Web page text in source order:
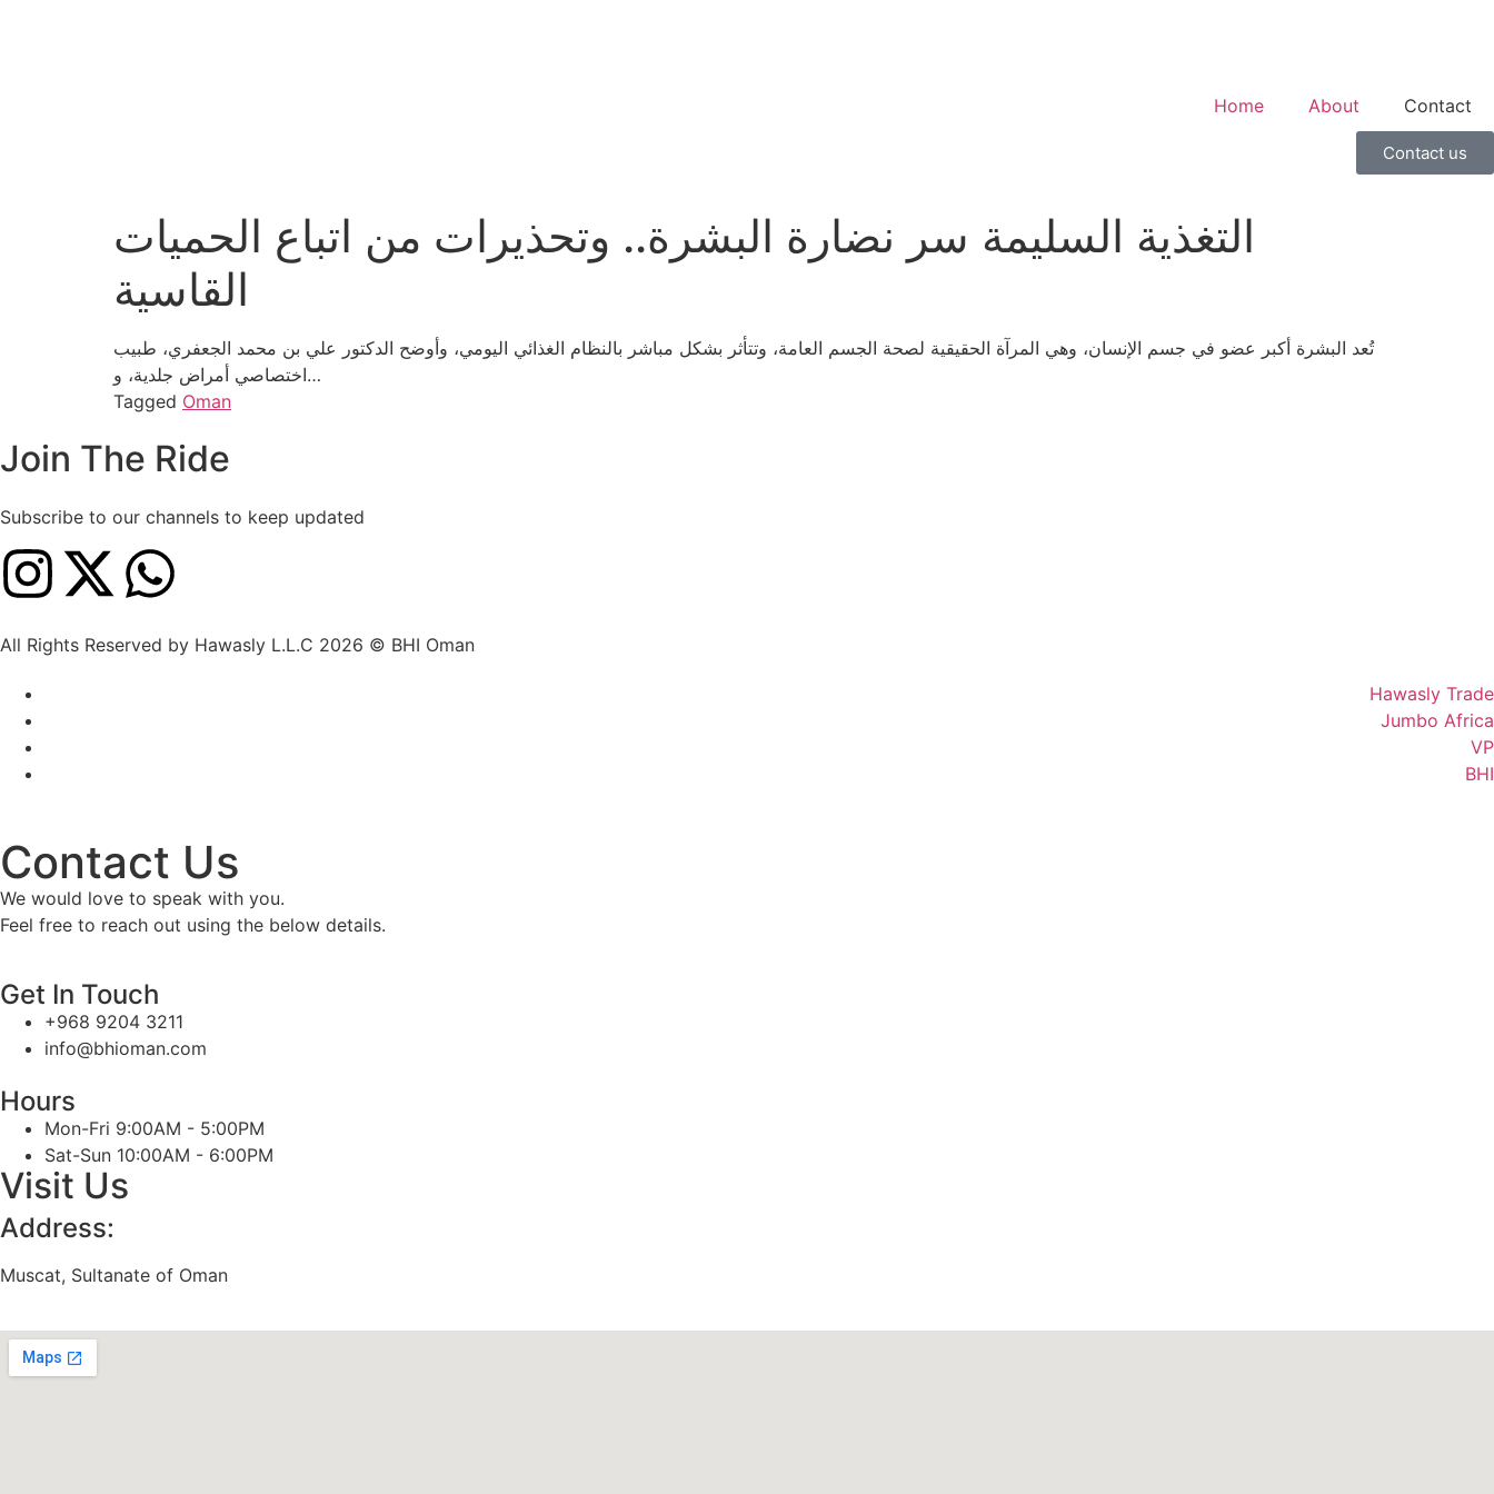
Home About Contact
Contact us
التغذية السليمة سر نضارة البشرة.. وتحذيرات من اتباع الحميات
القاسية
تُعد البشرة أكبر عضو في جسم الإنسان، وهي المرآة الحقيقية لصحة الجسم العامة، وتتأثر بشكل مباشر بالنظام الغذائي اليومي، وأوضح الدكتور علي بن محمد الجعفري، طبيب
اختصاصي أمراض جلدية، و…
Tagged Oman
Join The Ride
Subscribe to our channels to keep updated
All Rights Reserved by Hawasly L.L.C 2026 © BHI Oman
Hawasly Trade
Jumbo Africa
VP
BHI
Contact Us
We would love to speak with you.
Feel free to reach out using the below details.
Get In Touch
+968 9204 3211
info@bhioman.com
Hours
Mon-Fri 9:00AM - 5:00PM
Sat-Sun 10:00AM - 6:00PM
Visit Us
Address:
Muscat, Sultanate of Oman